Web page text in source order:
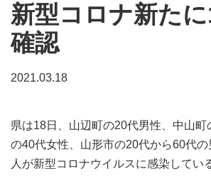
お問い合わせ
お申し込み
〒041-0801
営業時間 9:00～18:00
新型コロナ新た
確認
2021.03.18
県は18日、山辺町の20代男性、中山
の40代女性、山形市の20代から60代
人が新型コロナウイルスに感染してい